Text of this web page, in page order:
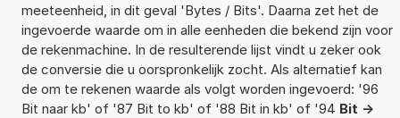
meeteenheid, in dit geval 'Bytes / Bits'. Daarna zet het de
ingevoerde waarde om in alle eenheden die bekend zijn voor
de rekenmachine. In de resulterende lijst vindt u zeker ook
de conversie die u oorspronkelijk zocht. Als alternatief kan
de om te rekenen waarde als volgt worden ingevoerd: '96
Bit naar kb' of '87 Bit to kb' of '88 Bit in kb' of '94 Bit ->